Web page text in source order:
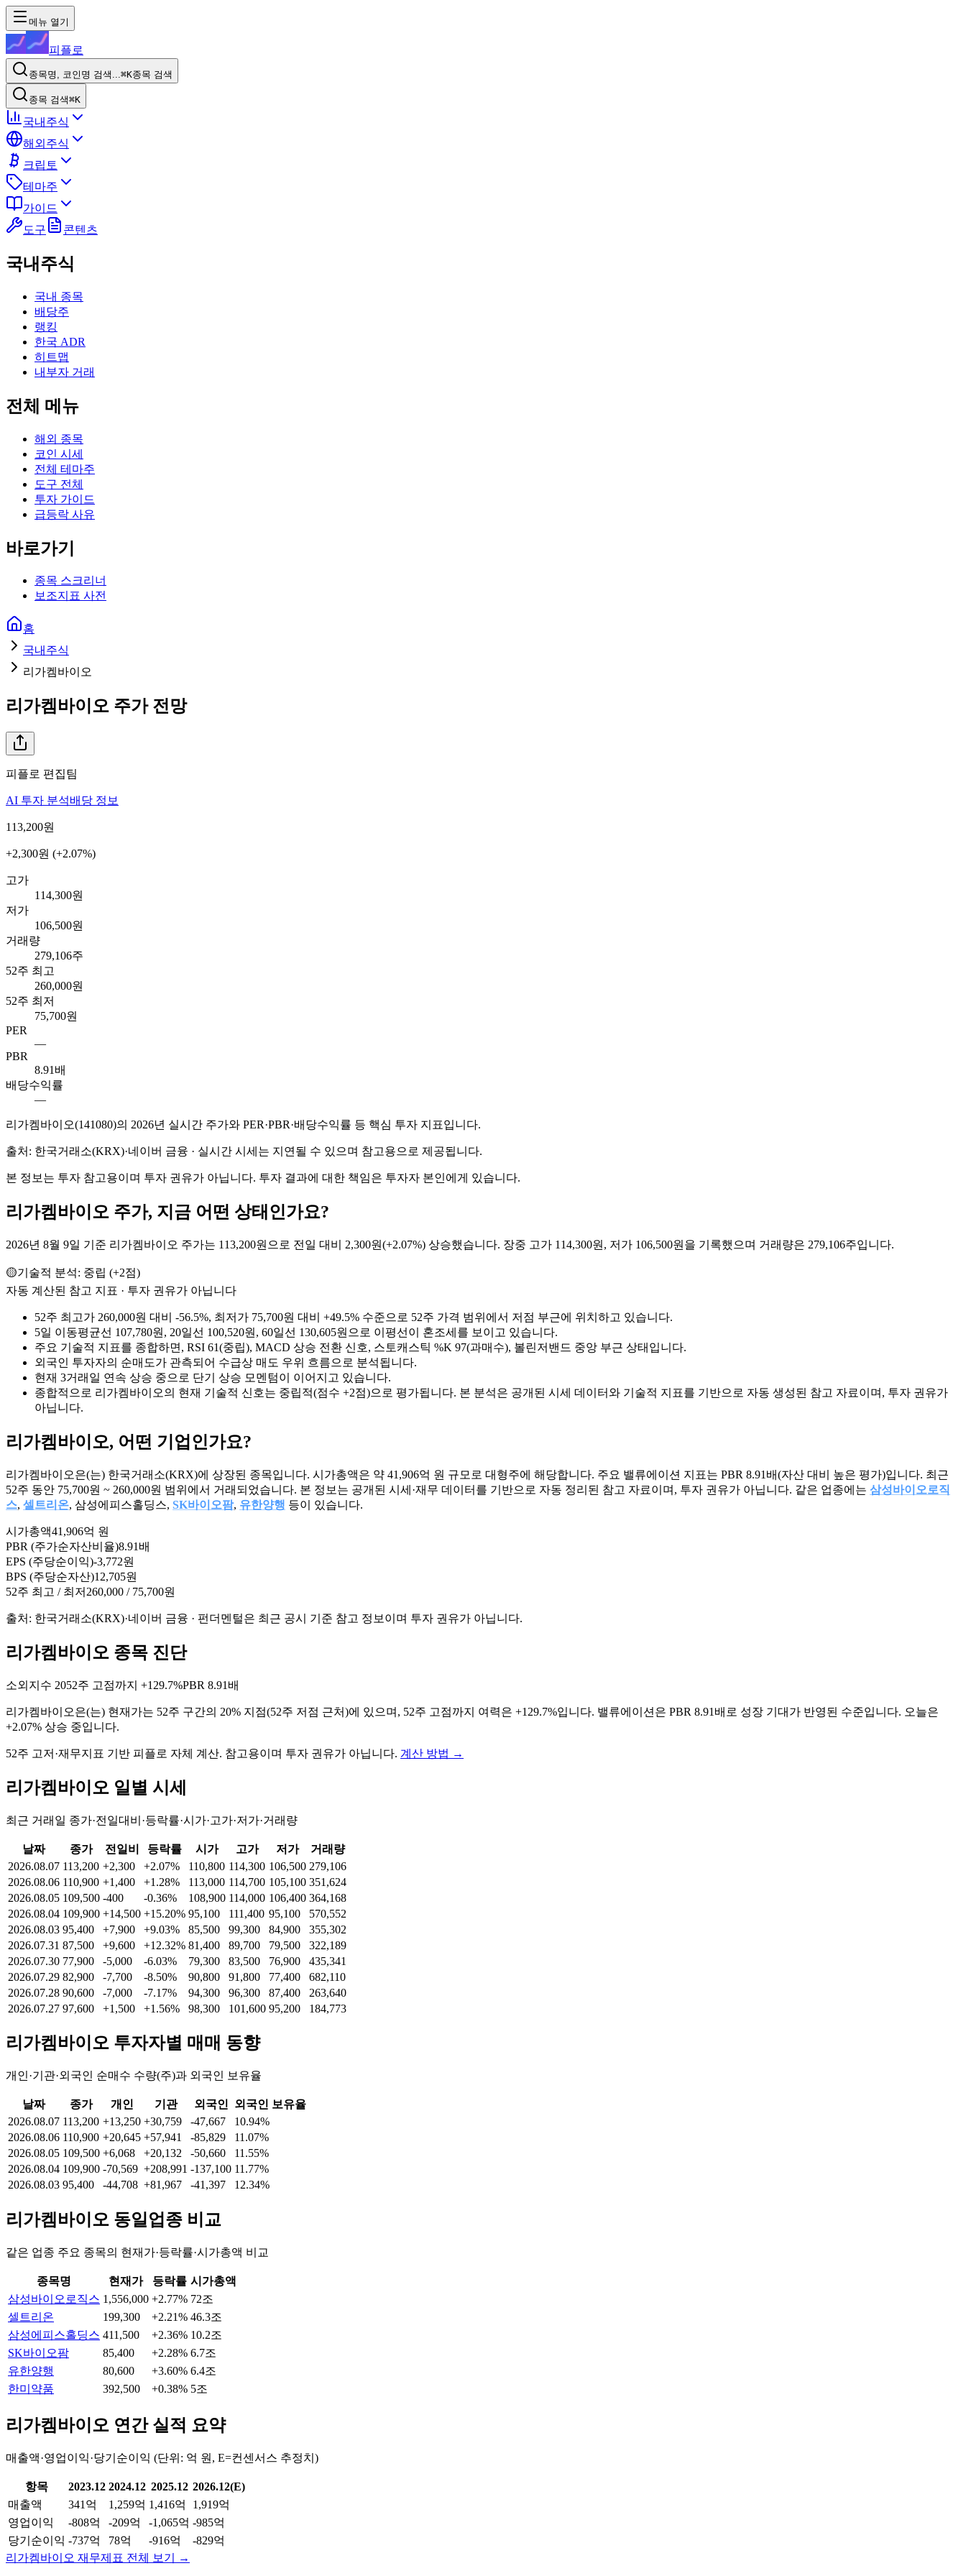
메뉴 열기
피플로
종목명, 코인명 검색...⌘K종목 검색
종목 검색⌘K
국내주식
해외주식
크립토
테마주
가이드
도구
콘텐츠
국내주식
국내 종목
배당주
랭킹
한국 ADR
히트맵
내부자 거래
전체 메뉴
해외 종목
코인 시세
전체 테마주
도구 전체
투자 가이드
급등락 사유
바로가기
종목 스크리너
보조지표 사전
홈
국내주식
리가켐바이오
리가켐바이오 주가 전망
피플로 편집팀
AI 투자 분석배당 정보
113,200원
+2,300원 (+2.07%)
고가
114,300원
저가
106,500원
거래량
279,106주
52주 최고
260,000원
52주 최저
75,700원
PER
—
PBR
8.91배
배당수익률
—
리가켐바이오(141080)의 2026년 실시간 주가와 PER·PBR·배당수익률 등 핵심 투자 지표입니다.
출처: 한국거래소(KRX)·네이버 금융 · 실시간 시세는 지연될 수 있으며 참고용으로 제공됩니다.
본 정보는 투자 참고용이며 투자 권유가 아닙니다. 투자 결과에 대한 책임은 투자자 본인에게 있습니다.
리가켐바이오 주가, 지금 어떤 상태인가요?
2026년 8월 9일 기준 리가켐바이오 주가는 113,200원으로 전일 대비 2,300원(+2.07%) 상승했습니다. 장중 고가 114,300원, 저가 106,500원을 기록했으며 거래량은 279,106주입니다.
🟡기술적 분석: 중립 (+2점)
자동 계산된 참고 지표 · 투자 권유가 아닙니다
52주 최고가 260,000원 대비 -56.5%, 최저가 75,700원 대비 +49.5% 수준으로 52주 가격 범위에서 저점 부근에 위치하고 있습니다.
5일 이동평균선 107,780원, 20일선 100,520원, 60일선 130,605원으로 이평선이 혼조세를 보이고 있습니다.
주요 기술적 지표를 종합하면, RSI 61(중립), MACD 상승 전환 신호, 스토캐스틱 %K 97(과매수), 볼린저밴드 중앙 부근 상태입니다.
외국인 투자자의 순매도가 관측되어 수급상 매도 우위 흐름으로 분석됩니다.
현재 3거래일 연속 상승 중으로 단기 상승 모멘텀이 이어지고 있습니다.
종합적으로 리가켐바이오의 현재 기술적 신호는 중립적(점수 +2점)으로 평가됩니다. 본 분석은 공개된 시세 데이터와 기술적 지표를 기반으로 자동 생성된 참고 자료이며, 투자 권유가
아닙니다.
리가켐바이오, 어떤 기업인가요?
리가켐바이오은(는) 한국거래소(KRX)에 상장된 종목입니다. 시가총액은 약 41,906억 원 규모로 대형주에 해당합니다. 주요 밸류에이션 지표는 PBR 8.91배(자산 대비 높은 평가)입니다. 최근
52주 동안 75,700원 ~ 260,000원 범위에서 거래되었습니다. 본 정보는 공개된 시세·재무 데이터를 기반으로 자동 정리된 참고 자료이며, 투자 권유가 아닙니다. 같은 업종에는 삼성바이오로직
스, 셀트리온, 삼성에피스홀딩스, SK바이오팜, 유한양행 등이 있습니다.
시가총액41,906억 원
PBR (주가순자산비율)8.91배
EPS (주당순이익)-3,772원
BPS (주당순자산)12,705원
52주 최고 / 최저 260,000 / 75,700원
출처: 한국거래소(KRX)·네이버 금융 · 펀더멘털은 최근 공시 기준 참고 정보이며 투자 권유가 아닙니다.
리가켐바이오 종목 진단
소외지수 2052주 고점까지 +129.7%PBR 8.91배
리가켐바이오은(는) 현재가는 52주 구간의 20% 지점(52주 저점 근처)에 있으며, 52주 고점까지 여력은 +129.7%입니다. 밸류에이션은 PBR 8.91배로 성장 기대가 반영된 수준입니다. 오늘은
+2.07% 상승 중입니다.
52주 고저·재무지표 기반 피플로 자체 계산. 참고용이며 투자 권유가 아닙니다. 계산 방법 →
리가켐바이오 일별 시세
최근 거래일 종가·전일대비·등락률·시가·고가·저가·거래량
날짜 종가 전일비 등락률 시가 고가 저가
거래량
2026.08.07 113,200 +2,300 +2.07% 110,800 114,300 106,500 279,106
2026.08.06 110,900 +1,400 +1.28% 113,000 114,700 105,100 351,624
2026.08.05 109,500 -400 -0.36% 108,900 114,000 106,400 364,168
2026.08.04 109,900 +14,500 +15.20% 95,100 111,400 95,100
570,552
2026.08.03 95,400 +7,900 +9.03% 85,500 99,300 84,900
355,302
2026.07.31 87,500 +9,600 +12.32% 81,400 89,700 79,500
322,189
2026.07.30 77,900 -5,000 -6.03% 79,300 83,500 76,900
435,341
2026.07.29 82,900 -7,700 -8.50% 90,800 91,800 77,400
682,110
2026.07.28 90,600 -7,000 -7.17% 94,300 96,300 87,400
263,640
2026.07.27 97,600 +1,500 +1.56% 98,300 101,600 95,200 184,773
리가켐바이오 투자자별 매매 동향
개인·기관·외국인 순매수 수량(주)과 외국인 보유율
날짜 종가 개인 기관 외국인
외국인 보유율
2026.08.07 113,200 +13,250 +30,759 -47,667
10.94%
2026.08.06 110,900 +20,645 +57,941 -85,829
11.07%
2026.08.05 109,500 +6,068 +20,132 -50,660
11.55%
2026.08.04 109,900 -70,569 +208,991 -137,100 11.77%
2026.08.03 95,400 -44,708 +81,967 -41,397 12.34%
리가켐바이오 동일업종 비교
같은 업종 주요 종목의 현재가·등락률·시가총액 비교
종목명 현재가 등락률 시가총액
삼성바이오로직스 1,556,000 +2.77% 72조
셀트리온
199,300 +2.21% 46.3조
삼성에피스홀딩스 411,500 +2.36% 10.2조
SK바이오팜
85,400 +2.28% 6.7조
유한양행
80,600 +3.60% 6.4조
한미약품
392,500 +0.38% 5조
리가켐바이오 연간 실적 요약
매출액·영업이익·당기순이익 (단위: 억 원, E=컨센서스 추정치)
항목 2023.12 2024.12 2025.12 2026.12(E)
매출액
341억 1,259억 1,416억
1,919억
영업이익
-808억 -209억 -1,065억 -985억
당기순이익 -737억 78억 -916억
-829억
리가켐바이오 재무제표 전체 보기 →